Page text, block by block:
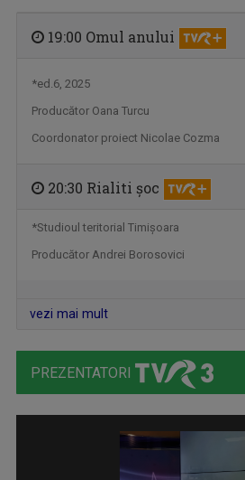
EDUCAȚIE 9
SPORT MAXIM
Sâmbătă, ora 15:00, la TVR3. Vineri, ora ...
19:00 Omul anului
*ed.6, 2025
Producător Oana Turcu
Coordonator proiect Nicolae Cozma
20:30 Rialiti şoc
*Studioul teritorial Timişoara
Producător Andrei Borosovici
vezi mai mult
PREZENTATORI